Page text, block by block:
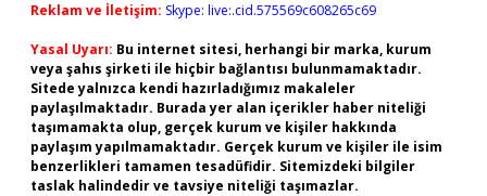
Reklam ve İletişim: Skype: live:.cid.575569c608265c69
Yasal Uyarı: Bu internet sitesi, herhangi bir marka, kurum
veya şahıs şirketi ile hiçbir bağlantısı bulunmamaktadır.
Sitede yalnızca kendi hazırladığımız makaleler
paylaşılmaktadır. Burada yer alan içerikler haber niteliği
taşımamakta olup, gerçek kurum ve kişiler hakkında
paylaşım yapılmamaktadır. Gerçek kurum ve kişiler ile isim
benzerlikleri tamamen tesadüfidir. Sitemizdeki bilgiler
taslak halindedir ve tavsiye niteliği taşımazlar.